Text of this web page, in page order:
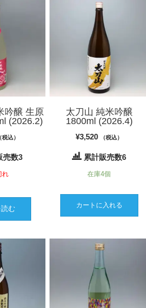
吟醸 生原
(2026.2)
（税込）
売数3
れ
む
太刀山 純米吟醸
1800ml (2026.4)
¥3,520 （税込）
累計販売数6
在庫4個
カートに入れる